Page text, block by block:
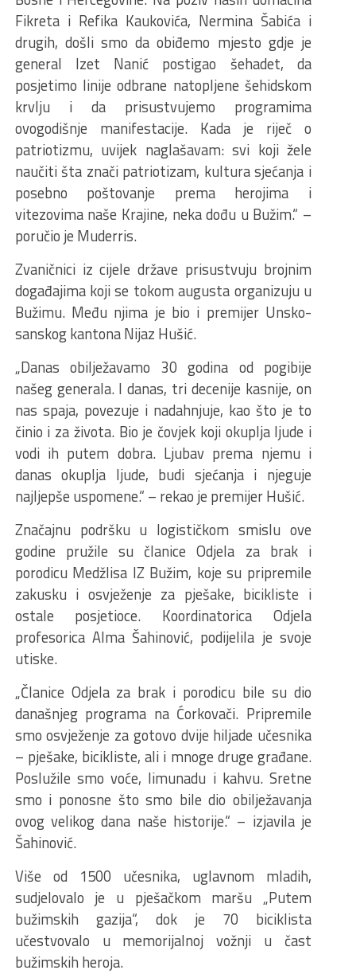
Fikreta i Refika Kaukovića, Nermina Šabića i
drugih, došli smo da obiđemo mjesto gdje je
general Izet Nanić postigao šehadet, da
posjetimo linije odbrane natopljene šehidskom
krvlju i da prisustvujemo programima
ovogodišnje manifestacije. Kada je riječ o
patriotizmu, uvijek naglašavam: svi koji žele
naučiti šta znači patriotizam, kultura sjećanja i
posebno poštovanje prema herojima i
vitezovima naše Krajine, neka dođu u Bužim.“ –
poručio je Muderris.
Zvaničnici iz cijele države prisustvuju brojnim
događajima koji se tokom augusta organizuju u
Bužimu. Među njima je bio i premijer Unsko-
sanskog kantona Nijaz Hušić.
„Danas obilježavamo 30 godina od pogibije
našeg generala. I danas, tri decenije kasnije, on
nas spaja, povezuje i nadahnjuje, kao što je to
činio i za života. Bio je čovjek koji okuplja ljude i
vodi ih putem dobra. Ljubav prema njemu i
danas okuplja ljude, budi sjećanja i njeguje
najljepše uspomene.“ – rekao je premijer Hušić.
Značajnu podršku u logističkom smislu ove
godine pružile su članice Odjela za brak i
porodicu Medžlisa IZ Bužim, koje su pripremile
zakusku i osvježenje za pješake, bicikliste i
ostale posjetioce. Koordinatorica Odjela
profesorica Alma Šahinović, podijelila je svoje
utiske.
„Članice Odjela za brak i porodicu bile su dio
današnjeg programa na Ćorkovači. Pripremile
smo osvježenje za gotovo dvije hiljade učesnika
– pješake, bicikliste, ali i mnoge druge građane.
Poslužile smo voće, limunadu i kahvu. Sretne
smo i ponosne što smo bile dio obilježavanja
ovog velikog dana naše historije.“ – izjavila je
Šahinović.
Više od 1500 učesnika, uglavnom mladih,
sudjelovalo je u pješačkom maršu „Putem
bužimskih gazija“, dok je 70 biciklista
učestvovalo u memorijalnoj vožnji u čast
bužimskih heroja.